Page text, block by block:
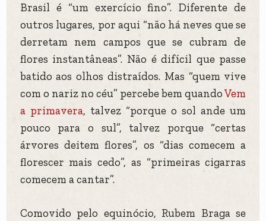
Brasil é “um exercício fino”. Diferente de
outros lugares, por aqui “não há neves que se
derretam nem campos que se cubram de
flores instantâneas”. Não é difícil que passe
batido aos olhos distraídos. Mas “quem vive
com o nariz no céu” percebe bem quandoVem
a primavera, talvez “porque o sol ande um
pouco para o sul”, talvez porque “certas
árvores deitem flores”, os “dias comecem a
florescer mais cedo”, as “primeiras cigarras
comecem a cantar”.
Comovido pelo equinócio, Rubem Braga se